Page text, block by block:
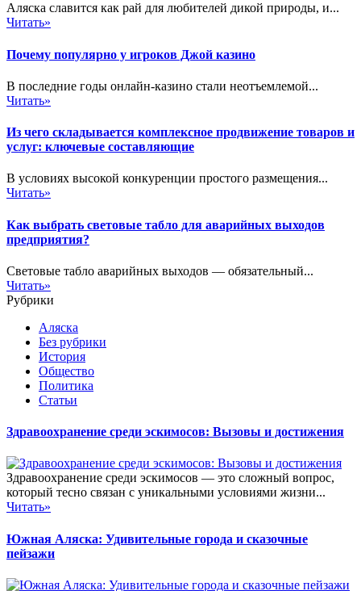
Аляска славится как рай для любителей дикой природы, и...
Читать»
Почему популярно у игроков Джой казино
В последние годы онлайн-казино стали неотъемлемой...
Читать»
Из чего складывается комплексное продвижение товаров и
услуг: ключевые составляющие
В условиях высокой конкуренции простого размещения...
Читать»
Как выбрать световые табло для аварийных выходов
предприятия?
Световые табло аварийных выходов — обязательный...
Читать»
Рубрики
Аляска
Без рубрики
История
Общество
Политика
Статьи
Здравоохранение среди эскимосов: Вызовы и достижения
Здравоохранение среди эскимосов — это сложный вопрос,
который тесно связан с уникальными условиями жизни...
Читать»
Южная Аляска: Удивительные города и сказочные
пейзажи